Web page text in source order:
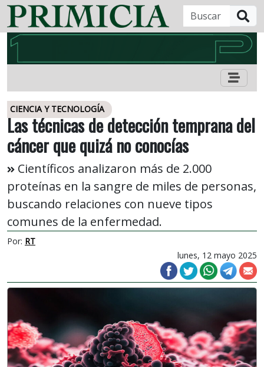
CIENCIA Y TECNOLOGÍA
Las técnicas de detección temprana del
cáncer que quizá no conocías
Científicos analizaron más de 2.000
proteínas en la sangre de miles de personas,
buscando relaciones con nueve tipos
comunes de la enfermedad.
Por: RT
lunes, 12 mayo 2025